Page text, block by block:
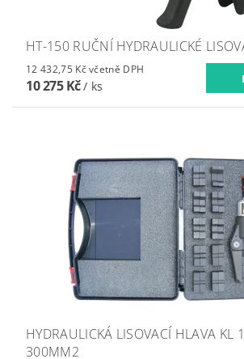
HT-150 RUČNÍ HYDRAULICKÉ
12 432,75 Kč včetně DPH
10 275 Kč/ ks
HYDRAULICKÁ LISOVACÍ HLAVA KL
300MM2